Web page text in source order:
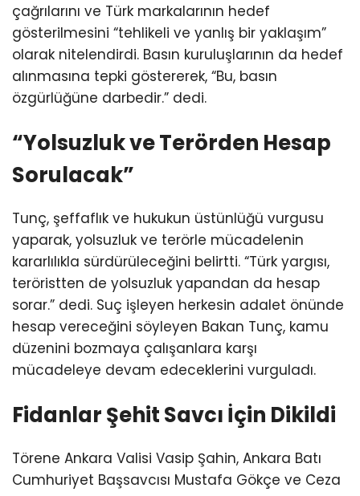
çağrılarını ve Türk markalarının hedef
gösterilmesini “tehlikeli ve yanlış bir yaklaşım”
olarak nitelendirdi. Basın kuruluşlarının da hedef
alınmasına tepki göstererek, “Bu, basın
özgürlüğüne darbedir.” dedi.
“Yolsuzluk ve Terörden Hesap
Sorulacak”
Tunç, şeffaflık ve hukukun üstünlüğü vurgusu
yaparak, yolsuzluk ve terörle mücadelenin
kararlılıkla sürdürüleceğini belirtti. “Türk yargısı,
teröristten de yolsuzluk yapandan da hesap
sorar.” dedi. Suç işleyen herkesin adalet önünde
hesap vereceğini söyleyen Bakan Tunç, kamu
düzenini bozmaya çalışanlara karşı
mücadeleye devam edeceklerini vurguladı.
Fidanlar Şehit Savcı İçin Dikildi
Törene Ankara Valisi Vasip Şahin, Ankara Batı
Cumhuriyet Başsavcısı Mustafa Gökçe ve Ceza